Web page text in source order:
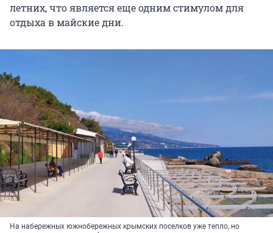
летних, что является еще одним стимулом для
отдыха в майские дни.
На набережных южнобережных крымских поселков уже тепло, но